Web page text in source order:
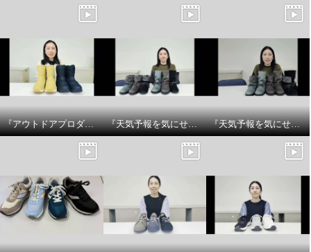
『アウトドアプロダクツ』 防水厚底ウィンターブーツ商品説明です 『天気予報を気にせず履けるトップドライ』スエード調チェック柄2WAYブーツの紹介 『天気予報を気にせず履けるトップドライ』スエード調チェック柄2WAYブーツのサイズ感についてです